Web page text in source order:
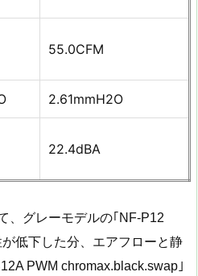
55.0CFM
2.61mmH2O
22.4dBA
、グレーモデルの｢NF-P12
低下した分、エアフローと静
PWM chromax.black.swap｣